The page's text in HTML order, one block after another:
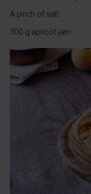
A pinch of salt
300 g apricot jam